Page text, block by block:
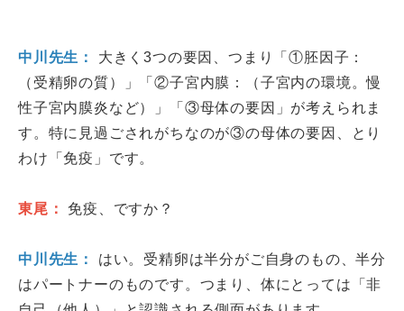
中川先生：
大きく3つの要因、つまり「①胚因子：
（受精卵の質）」「②子宮内膜：（子宮内の環境。慢
性子宮内膜炎など）」「③母体の要因」が考えられま
す。特に見過ごされがちなのが③の母体の要因、とり
わけ「免疫」です。
東尾： 免疫、ですか？
中川先生：
はい。受精卵は半分がご自身のもの、半分
はパートナーのものです。つまり、体にとっては「非